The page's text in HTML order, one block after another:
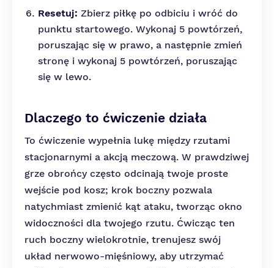
Resetuj: Zbierz piłkę po odbiciu i wróć do
punktu startowego. Wykonaj 5 powtórzeń,
poruszając się w prawo, a następnie zmień
stronę i wykonaj 5 powtórzeń, poruszając
się w lewo.
Dlaczego to ćwiczenie działa
To ćwiczenie wypełnia lukę między rzutami
stacjonarnymi a akcją meczową. W prawdziwej
grze obrońcy często odcinają twoje proste
wejście pod kosz; krok boczny pozwala
natychmiast zmienić kąt ataku, tworząc okno
widoczności dla twojego rzutu. Ćwicząc ten
ruch boczny wielokrotnie, trenujesz swój
układ nerwowo-mięśniowy, aby utrzymać